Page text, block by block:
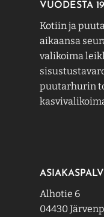
VUODESTA
Kotiin ja
aikaansa
valikoima
puutarhurin
Alhotie 6
04430